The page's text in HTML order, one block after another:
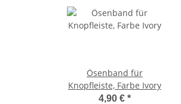
Ösenband für
Knopfleiste, Farbe Ivory
4,90 € *